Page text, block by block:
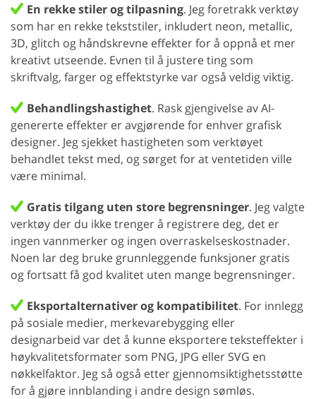
En rekke stiler og tilpasning. Jeg foretrakk verktøy
som har en rekke tekststiler, inkludert neon, metallic,
3D, glitch og håndskrevne effekter for å oppnå et mer
kreativt utseende. Evnen til å justere ting som
skriftvalg, farger og effektstyrke var også veldig viktig.
Behandlingshastighet. Rask gjengivelse av AI-
genererte effekter er avgjørende for enhver grafisk
designer. Jeg sjekket hastigheten som verktøyet
behandlet tekst med, og sørget for at ventetiden ville
være minimal.
Gratis tilgang uten store begrensninger. Jeg valgte
verktøy der du ikke trenger å registrere deg, det er
ingen vannmerker og ingen overraskelseskostnader.
Noen lar deg bruke grunnleggende funksjoner gratis
og fortsatt få god kvalitet uten mange begrensninger.
Eksportalternativer og kompatibilitet. For innlegg
på sosiale medier, merkevarebygging eller
designarbeid var det å kunne eksportere teksteffekter i
høykvalitetsformater som PNG, JPG eller SVG en
nøkkelfaktor. Jeg så også etter gjennomsiktighetsstøtte
for å gjøre innblanding i andre design sømløs.